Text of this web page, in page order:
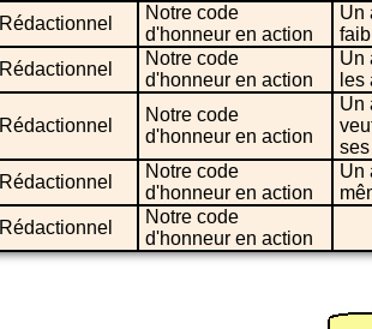
Rédactionnel
Notre code
d'honneur en action
Un
Rédactionnel
Notre code
d'honneur en action
Un
les
Rédactionnel
Notre code
d'honneur en action
Un
Rédactionnel
Notre code
d'honneur en action
Un
Rédactionnel
Notre code
d'honneur en action